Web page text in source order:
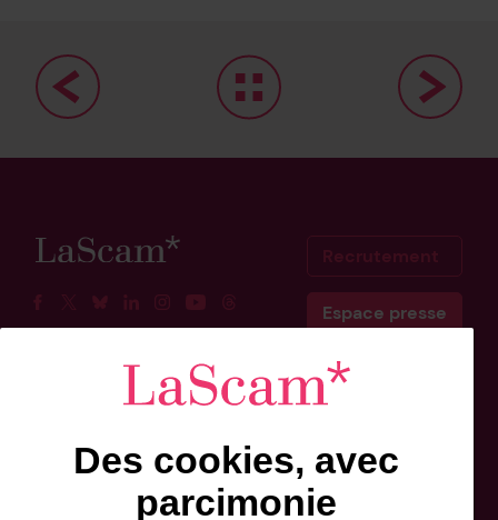
Scam Canada
Recrutement
Espace presse
Inscrivez-vous à l'info-lettre
Des cookies, avec
parcimonie